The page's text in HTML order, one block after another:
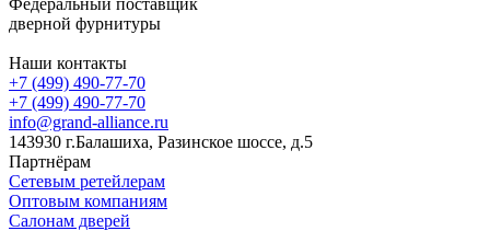
Федеральный поставщик
дверной фурнитуры
Наши контакты
+7 (499) 490-77-70
+7 (499) 490-77-70
info@grand-alliance.ru
143930 г.Балашиха, Разинское шоссе, д.5
Партнёрам
Сетевым ретейлерам
Оптовым компаниям
Салонам дверей